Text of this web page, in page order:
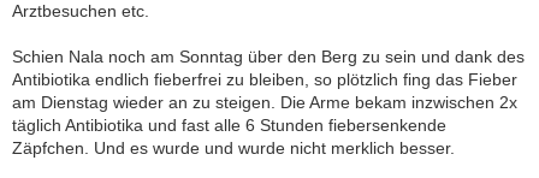
Arztbesuchen etc.
Schien Nala noch am Sonntag über den Berg zu sein und dank des
Antibiotika endlich fieberfrei zu bleiben, so plötzlich fing das Fieber
am Dienstag wieder an zu steigen. Die Arme bekam inzwischen 2x
täglich Antibiotika und fast alle 6 Stunden fiebersenkende
Zäpfchen. Und es wurde und wurde nicht merklich besser.